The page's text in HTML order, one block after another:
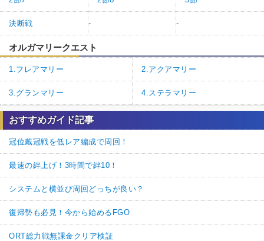
決断戦 - -
オルガマリークエスト
1.フレアマリー 2.アクアマリー
3.グランマリー 4.ステラマリー
おすすめガイド記事
冠位戴冠戦を低レア編成で周回！
最速の絆上げ！3時間で絆10！
システムと横並び周回どっちが良い？
復帰勢も必見！今から始めるFGO
ORT総力戦無課金クリア検証